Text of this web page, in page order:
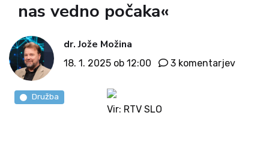
nas vedno počaka«
dr. Jože Možina
18. 1. 2025 ob 12:00 3 komentarjev
Vir: RTV SLO
Družba